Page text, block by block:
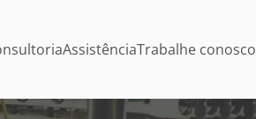
AssistênciaTrabalhe conosco